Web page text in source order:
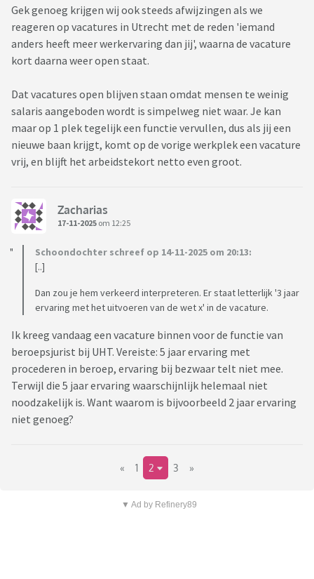
Gek genoeg krijgen wij ook steeds afwijzingen als we
reageren op vacatures in Utrecht met de reden 'iemand
anders heeft meer werkervaring dan jij', waarna de vacature
kort daarna weer open staat.
Dat vacatures open blijven staan omdat mensen te weinig
salaris aangeboden wordt is simpelweg niet waar. Je kan
maar op 1 plek tegelijk een functie vervullen, dus als jij een
nieuwe baan krijgt, komt op de vorige werkplek een vacature
vrij, en blijft het arbeidstekort netto even groot.
Zacharias
17-11-2025 om 12:25
Schoondochter schreef op 14-11-2025 om 20:13:
[..]
Dan zou je hem verkeerd interpreteren. Er staat letterlijk '3 jaar
ervaring met het uitvoeren van de wet x' in de vacature.
Ik kreeg vandaag een vacature binnen voor de functie van
beroepsjurist bij UHT. Vereiste: 5 jaar ervaring met
procederen in beroep, ervaring bij bezwaar telt niet mee.
Terwijl die 5 jaar ervaring waarschijnlijk helemaal niet
noodzakelijk is. Want waarom is bijvoorbeeld 2 jaar ervaring
niet genoeg?
« 1 2 3 »
▼ Ad by Refinery89